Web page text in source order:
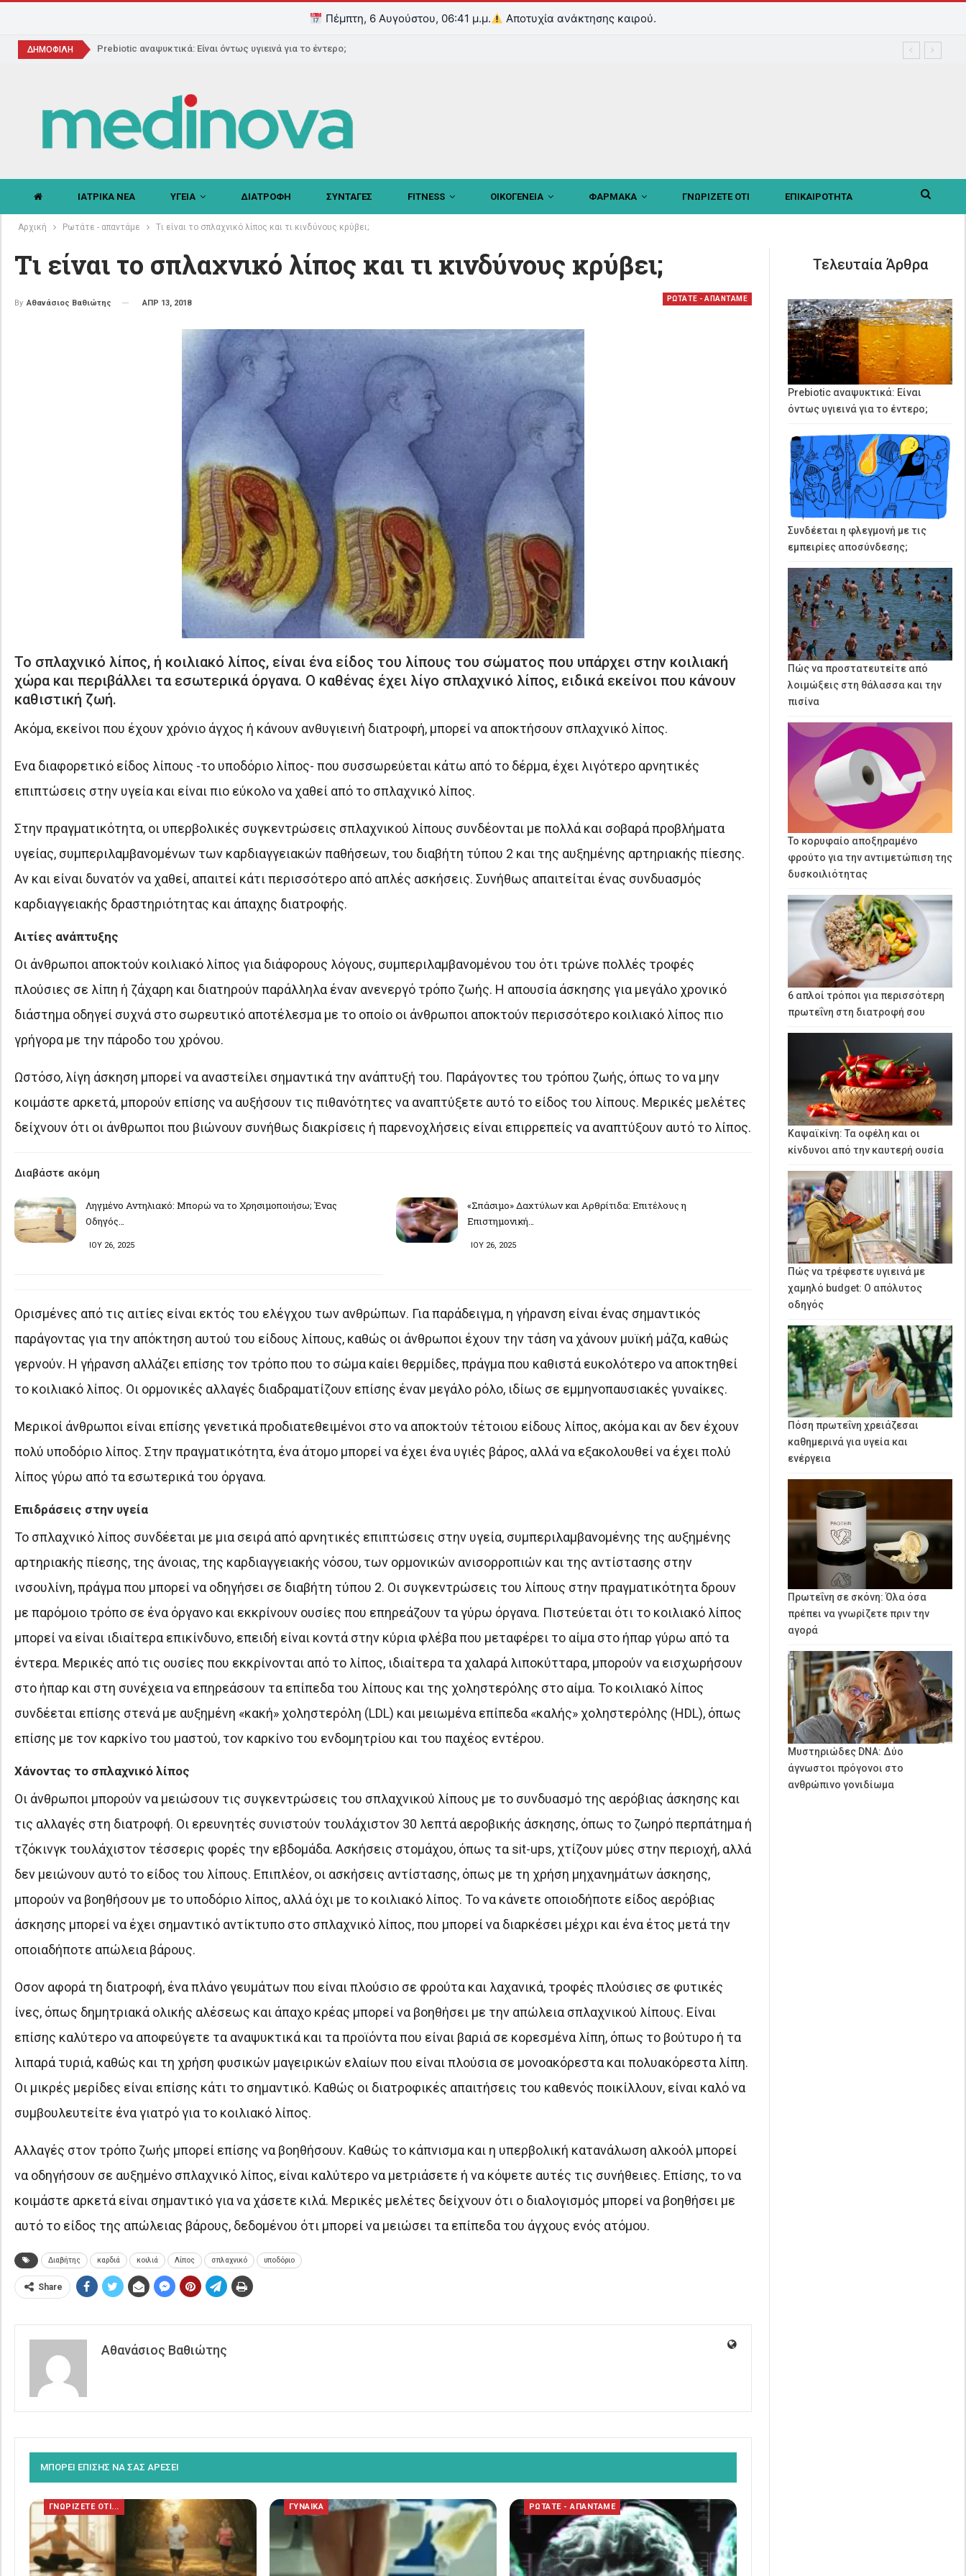
Πέμπτη, 6 Αυγούστου, 06:41 μ.μ. Αποτυχία ανάκτησης καιρού.
ΔΗΜΟΦΙΛΗ Prebiotic αναψυκτικά: Είναι όντως υγιεινά για το έντερο;
ΙΑΤΡΙΚΑ ΝΕΑ ΥΓΕΙΑ ΔΙΑΤΡΟΦΗ ΣΥΝΤΑΓΕΣ FITNESS ΟΙΚΟΓΕΝΕΙΑ ΦΑΡΜΑΚΑ ΓΝΩΡΙΖΕΤΕ ΟΤΙ ΕΠΙΚΑΙΡΟΤΗΤΑ
Αρχική Ρωτάτε - απαντάμε Tι είναι το σπλαχνικό λίπος και τι κινδύνους κρύβει;
Tι είναι το σπλαχνικό λίπος και τι κινδύνους κρύβει;
ΡΩΤΑΤΕ - ΑΠΑΝΤΑΜΕ
By Αθανάσιος Βαθιώτης ΑΠΡ 13, 2018
Το σπλαχνικό λίπος, ή κοιλιακό λίπος, είναι ένα είδος του λίπους του σώματος που υπάρχει στην κοιλιακή
χώρα και περιβάλλει τα εσωτερικά όργανα. Ο καθένας έχει λίγο σπλαχνικό λίπος, ειδικά εκείνοι που κάνουν
καθιστική ζωή.
Ακόμα, εκείνοι που έχουν χρόνιο άγχος ή κάνουν ανθυγιεινή διατροφή, μπορεί να αποκτήσουν σπλαχνικό λίπος.
Ενα διαφορετικό είδος λίπους -το υποδόριο λίπος- που συσσωρεύεται κάτω από το δέρμα, έχει λιγότερο αρνητικές
επιπτώσεις στην υγεία και είναι πιο εύκολο να χαθεί από το σπλαχνικό λίπος.
Στην πραγματικότητα, οι υπερβολικές συγκεντρώσεις σπλαχνικού λίπους συνδέονται με πολλά και σοβαρά προβλήματα
υγείας, συμπεριλαμβανομένων των καρδιαγγειακών παθήσεων, του διαβήτη τύπου 2 και της αυξημένης αρτηριακής πίεσης.
Αν και είναι δυνατόν να χαθεί, απαιτεί κάτι περισσότερο από απλές ασκήσεις. Συνήθως απαιτείται ένας συνδυασμός
καρδιαγγειακής δραστηριότητας και άπαχης διατροφής.
Αιτίες ανάπτυξης
Οι άνθρωποι αποκτούν κοιλιακό λίπος για διάφορους λόγους, συμπεριλαμβανομένου του ότι τρώνε πολλές τροφές
πλούσιες σε λίπη ή ζάχαρη και διατηρούν παράλληλα έναν ανενεργό τρόπο ζωής. Η απουσία άσκησης για μεγάλο χρονικό
διάστημα οδηγεί συχνά στο σωρευτικό αποτέλεσμα με το οποίο οι άνθρωποι αποκτούν περισσότερο κοιλιακό λίπος πιο
γρήγορα με την πάροδο του χρόνου.
Ωστόσο, λίγη άσκηση μπορεί να αναστείλει σημαντικά την ανάπτυξή του. Παράγοντες του τρόπου ζωής, όπως το να μην
κοιμάστε αρκετά, μπορούν επίσης να αυξήσουν τις πιθανότητες να αναπτύξετε αυτό το είδος του λίπους. Μερικές μελέτες
δείχνουν ότι οι άνθρωποι που βιώνουν συνήθως διακρίσεις ή παρενοχλήσεις είναι επιρρεπείς να αναπτύξουν αυτό το λίπος.
Διαβάστε ακόμη
Ληγμένο Αντηλιακό: Μπορώ να το Χρησιμοποιήσω; Ένας
Οδηγός…
ΙΟΥ 26, 2025
«Σπάσιμο» Δαχτύλων και Αρθρίτιδα: Επιτέλους η
Επιστημονική…
ΙΟΥ 26, 2025
Ορισμένες από τις αιτίες είναι εκτός του ελέγχου των ανθρώπων. Για παράδειγμα, η γήρανση είναι ένας σημαντικός
παράγοντας για την απόκτηση αυτού του είδους λίπους, καθώς οι άνθρωποι έχουν την τάση να χάνουν μυϊκή μάζα, καθώς
γερνούν. Η γήρανση αλλάζει επίσης τον τρόπο που το σώμα καίει θερμίδες, πράγμα που καθιστά ευκολότερο να αποκτηθεί
το κοιλιακό λίπος. Οι ορμονικές αλλαγές διαδραματίζουν επίσης έναν μεγάλο ρόλο, ιδίως σε εμμηνοπαυσιακές γυναίκες.
Μερικοί άνθρωποι είναι επίσης γενετικά προδιατεθειμένοι στο να αποκτούν τέτοιου είδους λίπος, ακόμα και αν δεν έχουν
πολύ υποδόριο λίπος. Στην πραγματικότητα, ένα άτομο μπορεί να έχει ένα υγιές βάρος, αλλά να εξακολουθεί να έχει πολύ
λίπος γύρω από τα εσωτερικά του όργανα.
Επιδράσεις στην υγεία
Το σπλαχνικό λίπος συνδέεται με μια σειρά από αρνητικές επιπτώσεις στην υγεία, συμπεριλαμβανομένης της αυξημένης
αρτηριακής πίεσης, της άνοιας, της καρδιαγγειακής νόσου, των ορμονικών ανισορροπιών και της αντίστασης στην
ινσουλίνη, πράγμα που μπορεί να οδηγήσει σε διαβήτη τύπου 2. Οι συγκεντρώσεις του λίπους στην πραγματικότητα δρουν
με παρόμοιο τρόπο σε ένα όργανο και εκκρίνουν ουσίες που επηρεάζουν τα γύρω όργανα. Πιστεύεται ότι το κοιλιακό λίπος
μπορεί να είναι ιδιαίτερα επικίνδυνο, επειδή είναι κοντά στην κύρια φλέβα που μεταφέρει το αίμα στο ήπαρ γύρω από τα
έντερα. Μερικές από τις ουσίες που εκκρίνονται από το λίπος, ιδιαίτερα τα χαλαρά λιποκύτταρα, μπορούν να εισχωρήσουν
στο ήπαρ και στη συνέχεια να επηρεάσουν τα επίπεδα του λίπους και της χοληστερόλης στο αίμα. Το κοιλιακό λίπος
συνδέεται επίσης στενά με αυξημένη «κακή» χοληστερόλη (LDL) και μειωμένα επίπεδα «καλής» χοληστερόλης (HDL), όπως
επίσης με τον καρκίνο του μαστού, τον καρκίνο του ενδομητρίου και του παχέος εντέρου.
Χάνοντας το σπλαχνικό λίπος
Οι άνθρωποι μπορούν να μειώσουν τις συγκεντρώσεις του σπλαχνικού λίπους με το συνδυασμό της αερόβιας άσκησης και
τις αλλαγές στη διατροφή. Οι ερευνητές συνιστούν τουλάχιστον 30 λεπτά αεροβικής άσκησης, όπως το ζωηρό περπάτημα ή
τζόκινγκ τουλάχιστον τέσσερις φορές την εβδομάδα. Ασκήσεις στομάχου, όπως τα sit-ups, χτίζουν μύες στην περιοχή, αλλά
δεν μειώνουν αυτό το είδος του λίπους. Επιπλέον, οι ασκήσεις αντίστασης, όπως με τη χρήση μηχανημάτων άσκησης,
μπορούν να βοηθήσουν με το υποδόριο λίπος, αλλά όχι με το κοιλιακό λίπος. Το να κάνετε οποιοδήποτε είδος αερόβιας
άσκησης μπορεί να έχει σημαντικό αντίκτυπο στο σπλαχνικό λίπος, που μπορεί να διαρκέσει μέχρι και ένα έτος μετά την
οποιαδήποτε απώλεια βάρους.
Οσον αφορά τη διατροφή, ένα πλάνο γευμάτων που είναι πλούσιο σε φρούτα και λαχανικά, τροφές πλούσιες σε φυτικές
ίνες, όπως δημητριακά ολικής αλέσεως και άπαχο κρέας μπορεί να βοηθήσει με την απώλεια σπλαχνικού λίπους. Είναι
επίσης καλύτερο να αποφεύγετε τα αναψυκτικά και τα προϊόντα που είναι βαριά σε κορεσμένα λίπη, όπως το βούτυρο ή τα
λιπαρά τυριά, καθώς και τη χρήση φυσικών μαγειρικών ελαίων που είναι πλούσια σε μονοακόρεστα και πολυακόρεστα λίπη.
Οι μικρές μερίδες είναι επίσης κάτι το σημαντικό. Καθώς οι διατροφικές απαιτήσεις του καθενός ποικίλλουν, είναι καλό να
συμβουλευτείτε ένα γιατρό για το κοιλιακό λίπος.
Αλλαγές στον τρόπο ζωής μπορεί επίσης να βοηθήσουν. Καθώς το κάπνισμα και η υπερβολική κατανάλωση αλκοόλ μπορεί
να οδηγήσουν σε αυξημένο σπλαχνικό λίπος, είναι καλύτερο να μετριάσετε ή να κόψετε αυτές τις συνήθειες. Επίσης, το να
κοιμάστε αρκετά είναι σημαντικό για να χάσετε κιλά. Μερικές μελέτες δείχνουν ότι ο διαλογισμός μπορεί να βοηθήσει με
αυτό το είδος της απώλειας βάρους, δεδομένου ότι μπορεί να μειώσει τα επίπεδα του άγχους ενός ατόμου.
Διαβήτης καρδιά κοιλιά Λίπος σπλαχνικό υποδόριο
Share
Αθανάσιος Βαθιώτης
ΜΠΟΡΕΙ ΕΠΙΣΗΣ ΝΑ ΣΑΣ ΑΡΕΣΕΙ
ΓΝΩΡΙΖΕΤΕ ΟΤΙ... ΓΥΝΑΙΚΑ ΡΩΤΑΤΕ - ΑΠΑΝΤΑΜΕ
Τελευταία Άρθρα
Prebiotic αναψυκτικά: Είναι
όντως υγιεινά για το έντερο;
Συνδέεται η φλεγμονή με τις
εμπειρίες αποσύνδεσης;
Πώς να προστατευτείτε από
λοιμώξεις στη θάλασσα και την
πισίνα
Το κορυφαίο αποξηραμένο
φρούτο για την αντιμετώπιση της
δυσκοιλιότητας
6 απλοί τρόποι για περισσότερη
πρωτεΐνη στη διατροφή σου
Καψαϊκίνη: Τα οφέλη και οι
κίνδυνοι από την καυτερή ουσία
Πώς να τρέφεστε υγιεινά με
χαμηλό budget: Ο απόλυτος
οδηγός
Πόση πρωτεΐνη χρειάζεσαι
καθημερινά για υγεία και
ενέργεια
Πρωτεΐνη σε σκόνη: Όλα όσα
πρέπει να γνωρίζετε πριν την
αγορά
Μυστηριώδες DNA: Δύο
άγνωστοι πρόγονοι στο
ανθρώπινο γονιδίωμα